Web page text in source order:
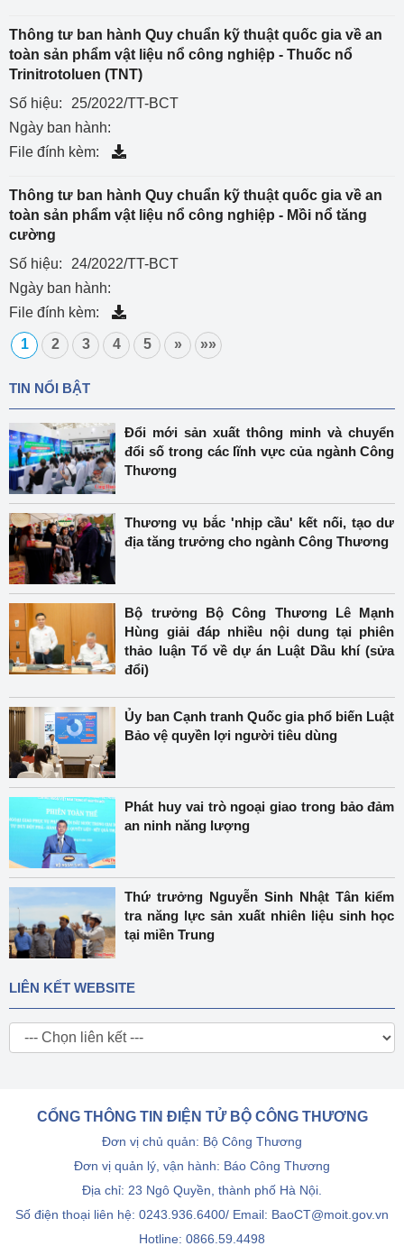
Thông tư ban hành Quy chuẩn kỹ thuật quốc gia về an
toàn sản phẩm vật liệu nổ công nghiệp - Thuốc nổ
Trinitrotoluen (TNT)
Số hiệu:
25/2022/TT-BCT
Ngày ban hành:
File đính kèm:
Thông tư ban hành Quy chuẩn kỹ thuật quốc gia về an
toàn sản phẩm vật liệu nổ công nghiệp - Mồi nổ tăng
cường
Số hiệu:
24/2022/TT-BCT
Ngày ban hành:
File đính kèm:
1 2 3 4 5 » »»
TIN NỔI BẬT
Đổi mới sản xuất thông minh và chuyển
đổi số trong các lĩnh vực của ngành Công
Thương
Thương vụ bắc 'nhịp cầu' kết nối, tạo dư
địa tăng trưởng cho ngành Công Thương
Bộ trưởng Bộ Công Thương Lê Mạnh
Hùng giải đáp nhiều nội dung tại phiên
thảo luận Tổ về dự án Luật Dầu khí (sửa
đổi)
Ủy ban Cạnh tranh Quốc gia phổ biến Luật
Bảo vệ quyền lợi người tiêu dùng
Phát huy vai trò ngoại giao trong bảo đảm
an ninh năng lượng
Thứ trưởng Nguyễn Sinh Nhật Tân kiểm
tra năng lực sản xuất nhiên liệu sinh học
tại miền Trung
LIÊN KẾT WEBSITE
CỔNG THÔNG TIN ĐIỆN TỬ BỘ CÔNG THƯƠNG
Đơn vị chủ quản: Bộ Công Thương
Đơn vị quản lý, vận hành: Báo Công Thương
Địa chỉ: 23 Ngô Quyền, thành phố Hà Nội.
Số điện thoại liên hệ: 0243.936.6400/ Email: BaoCT@moit.gov.vn
Hotline: 0866.59.4498